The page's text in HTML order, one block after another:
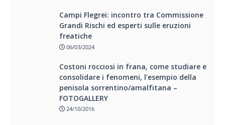
Campi Flegrei: incontro tra Commissione
Grandi Rischi ed esperti sulle eruzioni
freatiche
06/03/2024
Costoni rocciosi in frana, come studiare e
consolidare i fenomeni, l’esempio della
penisola sorrentino/amalfitana –
FOTOGALLERY
24/10/2016